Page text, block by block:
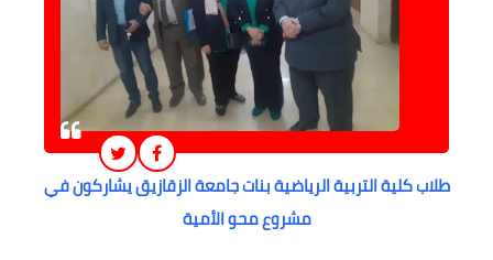
طلاب كلية التربية الرياضية بنات جامعة الزقازيق يشاركون في
مشروع محو الأمية